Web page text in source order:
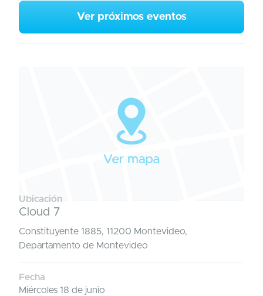
Ver próximos eventos
Ubicación
Cloud 7
Constituyente 1885, 11200 Montevideo,
Departamento de Montevideo
Fecha
Miércoles 18 de junio